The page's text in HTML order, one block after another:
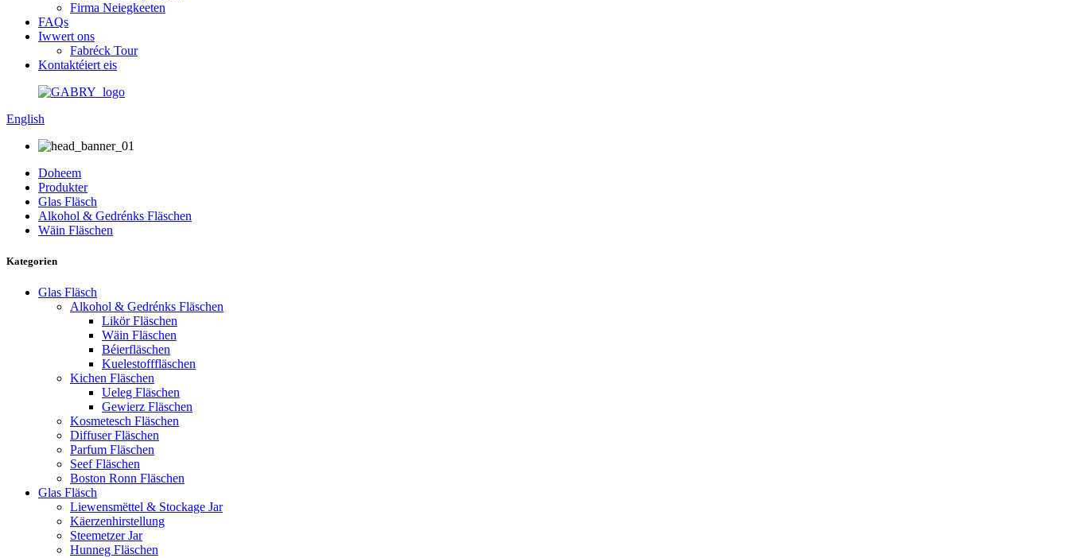
Firma Neiegkeeten
FAQs
Iwwert ons
Fabréck Tour
Kontaktéiert eis
English
Doheem
Produkter
Glas Fläsch
Alkohol & Gedrénks Fläschen
Wäin Fläschen
Kategorien
Glas Fläsch
Alkohol & Gedrénks Fläschen
Likör Fläschen
Wäin Fläschen
Béierfläschen
Kuelestofffläschen
Kichen Fläschen
Ueleg Fläschen
Gewierz Fläschen
Kosmetesch Fläschen
Diffuser Fläschen
Parfum Fläschen
Seef Fläschen
Boston Ronn Fläschen
Glas Fläsch
Liewensmëttel & Stockage Jar
Käerzenhirstellung
Steemetzer Jar
Hunneg Fläschen